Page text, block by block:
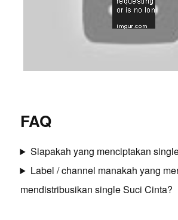
FAQ
Siapakah yang menciptakan
Label / channel manakah yang
mendistribusikan single Suci Cinta?